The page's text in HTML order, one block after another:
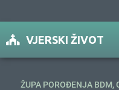
VJERSKI ŽIVOT
ŽUPA POROĐENJA BDM,